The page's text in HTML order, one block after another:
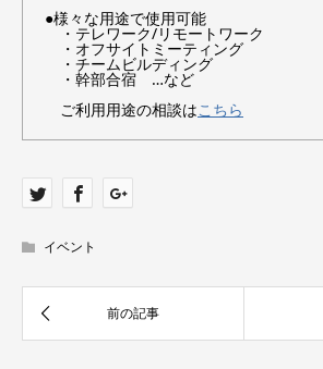
●様々な用途で使用可能
・テレワーク/リモートワーク
・オフサイトミーティング
・チームビルディング
・幹部合宿 …など
ご利用用途の相談はこちら
イベント